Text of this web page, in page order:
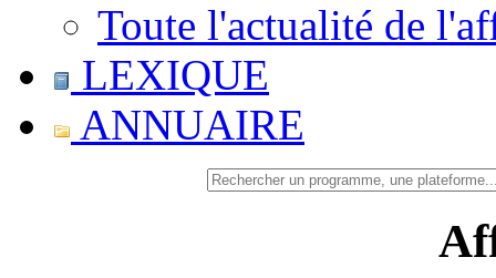
Toute l'actualité de
LEXIQUE
ANNUAIRE